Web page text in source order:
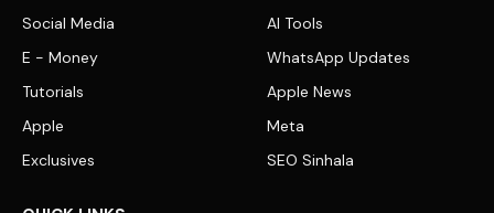
Social Media
E - Money
Tutorials
Apple
Exclusives
AI Tools
WhatsApp Updates
Apple News
Meta
SEO Sinhala